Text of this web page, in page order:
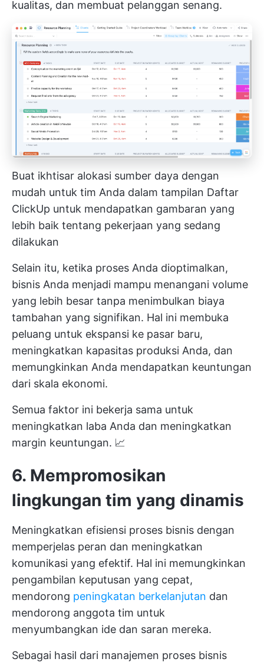
kualitas, dan membuat pelanggan senang.
Buat ikhtisar alokasi sumber daya dengan
mudah untuk tim Anda dalam tampilan Daftar
ClickUp untuk mendapatkan gambaran yang
lebih baik tentang pekerjaan yang sedang
dilakukan
Selain itu, ketika proses Anda dioptimalkan,
bisnis Anda menjadi mampu menangani volume
yang lebih besar tanpa menimbulkan biaya
tambahan yang signifikan. Hal ini membuka
peluang untuk ekspansi ke pasar baru,
meningkatkan kapasitas produksi Anda, dan
memungkinkan Anda mendapatkan keuntungan
dari skala ekonomi.
Semua faktor ini bekerja sama untuk
meningkatkan laba Anda dan meningkatkan
margin keuntungan. 📈
6. Mempromosikan
lingkungan tim yang dinamis
Meningkatkan efisiensi proses bisnis dengan
memperjelas peran dan meningkatkan
komunikasi yang efektif. Hal ini memungkinkan
pengambilan keputusan yang cepat,
mendorong peningkatan berkelanjutan dan
mendorong anggota tim untuk
menyumbangkan ide dan saran mereka.
Sebagai hasil dari manajemen proses bisnis